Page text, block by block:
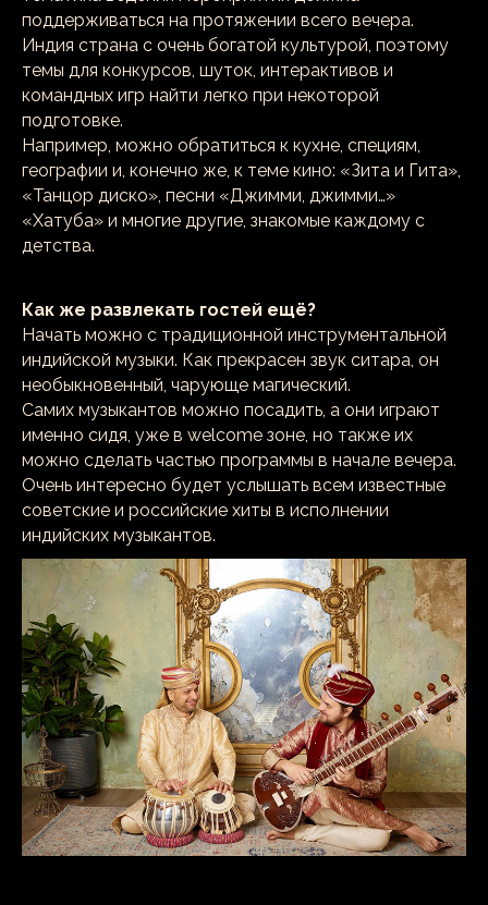
поддерживаться на протяжении всего вечера.
Индия страна с очень богатой культурой, поэтому
темы для конкурсов, шуток, интерактивов и
командных игр найти легко при некоторой
подготовке.
Например, можно обратиться к кухне, специям,
географии и, конечно же, к теме кино: «Зита и Гита»,
«Танцор диско», песни «Джимми, джимми…»
«Хатуба» и многие другие, знакомые каждому с
детства.
Как же развлекать гостей ещё?
Начать можно с традиционной инструментальной
индийской музыки. Как прекрасен звук ситара, он
необыкновенный, чарующе магический.
Самих музыкантов можно посадить, а они играют
именно сидя, уже в welcome зоне, но также их
можно сделать частью программы в начале вечера.
Очень интересно будет услышать всем известные
советские и российские хиты в исполнении
индийских музыкантов.